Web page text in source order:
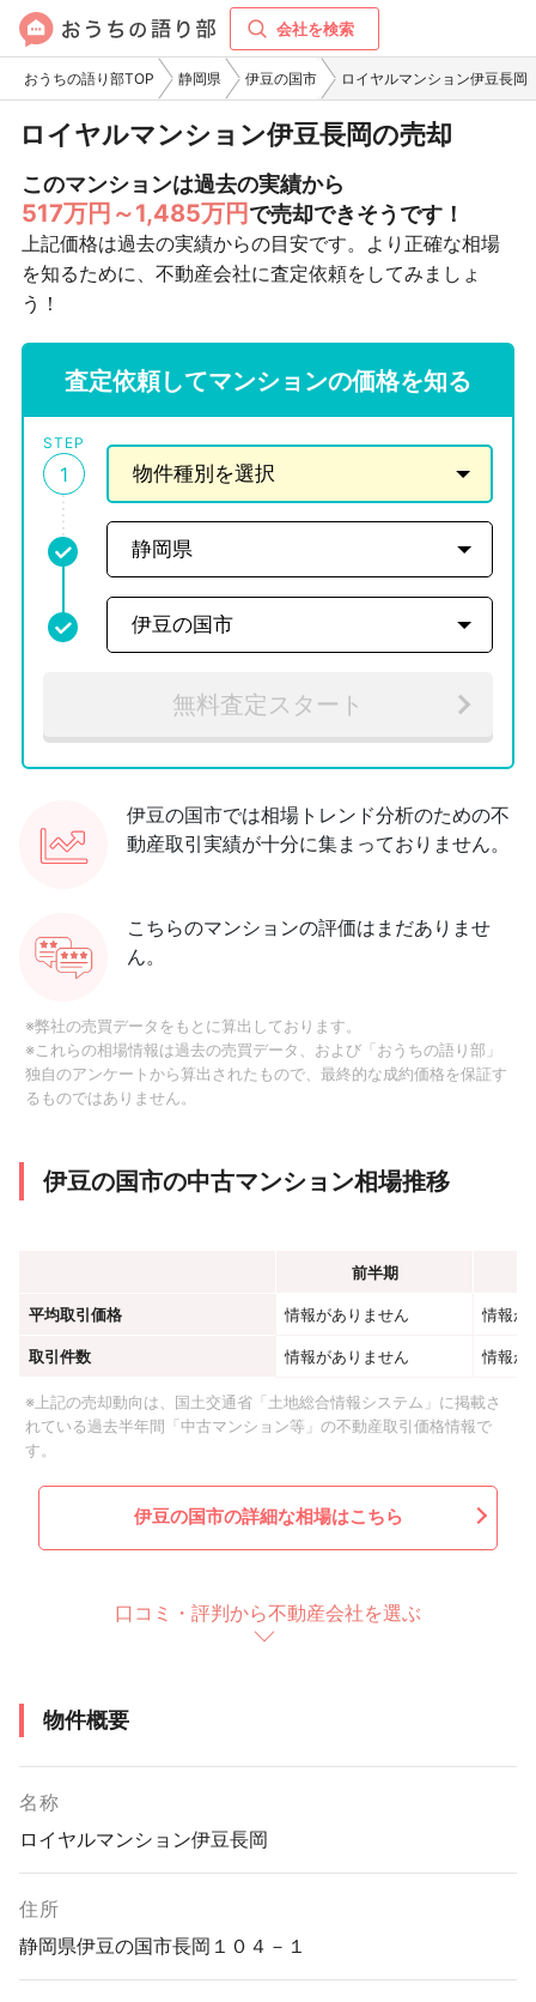
会社を検索
おうちの語り部TOP 静岡県 伊豆の国市 ロイヤルマンション伊豆長岡
ロイヤルマンション伊豆長岡の売却
このマンションは過去の実績から
517万円～1,485万円で売却できそうです！
上記価格は過去の実績からの目安です。より正確な相場
を知るために、不動産会社に査定依頼をしてみましょ
う！
査定依頼してマンションの価格を知る
STEP
1
無料査定スタート
伊豆の国市では相場トレンド分析のための不
動産取引実績が十分に集まっておりません。
こちらのマンションの評価はまだありませ
ん。
※弊社の売買データをもとに算出しております。
※これらの相場情報は過去の売買データ、および「おうちの語り部」
独自のアンケートから算出されたもので、最終的な成約価格を保証す
るものではありません。
伊豆の国市の中古マンション相場推移
前半期
平均取引価格 情報がありません 情報が
取引件数 情報がありません 情報が
※上記の売却動向は、国土交通省「土地総合情報システム」に掲載さ
れている過去半年間「中古マンション等」の不動産取引価格情報で
す。
伊豆の国市の詳細な相場はこちら
口コミ・評判から不動産会社を選ぶ
物件概要
名称
ロイヤルマンション伊豆長岡
住所
静岡県伊豆の国市長岡１０４－１